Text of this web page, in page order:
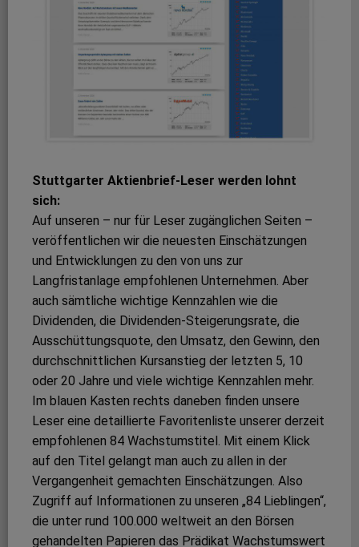
Stuttgarter Aktienbrief-Leser werden lohnt
sich:
Auf unseren – nur für Leser zugänglichen Seiten –
veröffentlichen wir die neuesten Einschätzungen
und Entwicklungen zu den von uns zur
Langfristanlage empfohlenen Unternehmen. Aber
auch sämtliche wichtige Kennzahlen wie die
Dividenden, die Dividenden-Steigerungsrate, die
Ausschüttungsquote, den Umsatz, den Gewinn, den
durchschnittlichen Kursanstieg der letzten 5, 10
oder 20 Jahre und viele wichtige Kennzahlen mehr.
Im blauen Kasten rechts daneben finden unsere
Leser eine detaillierte Favoritenliste unserer derzeit
empfohlenen 84 Wachstumstitel. Mit einem Klick
auf den Titel gelangt man auch zu allen in der
Vergangenheit gemachten Einschätzungen. Also
Zugriff auf Informationen zu unseren „84 Lieblingen“,
die unter rund 100.000 weltweit an den Börsen
gehandelten Papieren das Prädikat Wachstumswert